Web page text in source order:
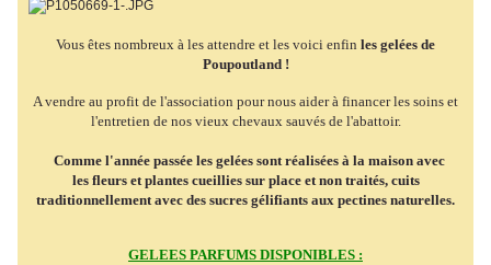
Vous êtes nombreux à les attendre et les voici enfin les gelées de
Poupoutland !
A vendre au profit de l'association pour nous aider à financer les soins et
l'entretien de nos vieux chevaux sauvés de l'abattoir.
Comme l'année passée les gelées sont réalisées à la maison avec
les fleurs et plantes cueillies sur place et non traités, cuits
traditionnellement avec des sucres gélifiants aux pectines naturelles.
GELEES PARFUMS DISPONIBLES :